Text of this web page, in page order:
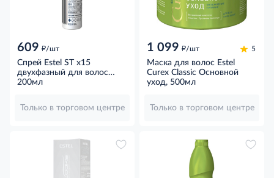
609 д/шт
Спрей Estel ST х15
двухфазный для волос
термозащитный легкая
200мл
Только в торговом центре
1 099 д/шт 5
Маска для волос Estel
Curex Classic Основной
уход, 500мл
Только в торговом центре